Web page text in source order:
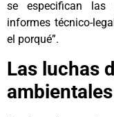
se especifican las
informes técnico-
el porqué”.
Las luchas
ambientales